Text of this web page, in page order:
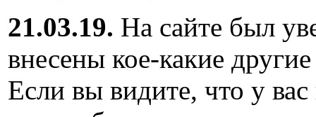
21.03.19. На сайте был
внесены кое-какие
Если вы видите, что у